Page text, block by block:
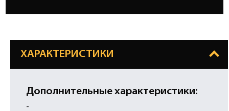
ХАРАКТЕРИСТИКИ
Дополнительные характеристики:
-